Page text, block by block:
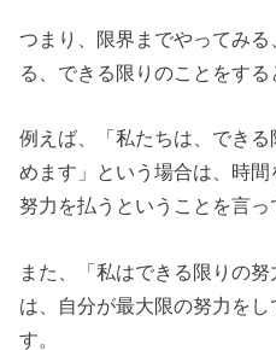
つまり、限界までやってみ
る、できる限りのことをする
例えば、「私たちは、でき
めます」という場合は、時
努力を払うということを言っ
また、「私はできる限りの
は、自分が最大限の努力を
す。